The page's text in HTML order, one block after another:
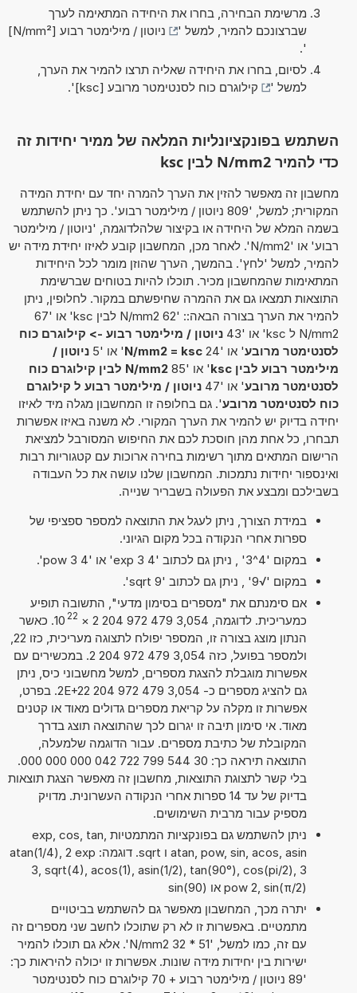
מרשימת הבחירה, בחרו את היחידה המתאימה לערך
שברצונכם להמיר, למשל '
ניוטון / מילימטר רבוע [N/mm²]
'.
לסיום, בחרו את היחידה שאליה תרצו להמיר את הערך,
למשל '
קילוגרם כוח לסנטימטר מרובע [ksc] '.
השתמש בפונקציונליות המלאה של ממיר יחידות זה
כדי להמיר N/mm2 לבין ksc
מחשבון זה מאפשר להזין את הערך להמרה יחד עם יחידת המידה
המקורית; למשל, '809 ניוטון / מילימטר רבוע'. כך ניתן להשתמש
בשמה המלא של היחידה או בקיצור שלהלדוגמה, 'ניוטון / מילימטר
רבוע' או 'N/mm2'. לאחר מכן, המחשבון קובע לאיזו יחידת מידה יש
להמיר, למשל 'לחץ'. בהמשך, הערך שהוזן מומר לכל היחידות
המתאימות שהמחשבון מכיר. תוכלו להיות בטוחים שברשימת
התוצאות תמצאו גם את ההמרה שחיפשתם במקור. לחלופין, ניתן
להמיר את הערך בצורה הבאה:: '62 N/mm2 לבין ksc' או '67
N/mm2 ל ksc' או '43
ניוטון / מילימטר רבוע -> קילוגרם כוח
לסנטימטר מרובע' או '24 N/mm2 = ksc' או '5
ניוטון /
מילימטר רבוע לבין ksc
' או '85
N/mm2 לבין קילוגרם כוח
לסנטימטר מרובע' או '47
ניוטון / מילימטר רבוע ל קילוגרם
כוח לסנטימטר מרובע'. גם בחלופה זו המחשבון מגלה מיד לאיזו
יחידה בדיוק יש להמיר את הערך המקורי. לא משנה באיזו אפשרות
תבחרו, כל אחת מהן חוסכת לכם את החיפוש המסורבל למציאת
הרישום המתאים מתוך רשימות בחירה ארוכות עם קטגוריות רבות
ואינספור יחידות נתמכות. המחשבון שלנו עושה את כל העבודה
בשבילכם ומבצע את הפעולה בשבריר שנייה.
במידת הצורך, ניתן לעגל את התוצאה למספר ספציפי של
ספרות אחרי הנקודה בכל מקום הגיוני.
במקום '4^3' , ניתן גם לכתוב '4 exp 3' או '4 pow 3'.
במקום '√9' , ניתן גם לכתוב 'sqrt 9'.
אם סימנתם את "מספרים בסימון מדעי", התשובה תופיע
כמעריכית. לדוגמה, 3,054 479 972 204 2
×
10 22
. כאשר
ולמספר בפועל, כזה 3,054 479 972 204 2. במכשירים עם
אפשרות מוגבלת להצגת מספרים, למשל מחשבוני כיס, ניתן
גם להציג מספרים כ- 3,054 479 972 204 2E+22. בפרט,
אפשרות זו מקלה על קריאת מספרים גדולים מאוד או קטנים
מאוד. אי סימון תיבה זו יגרום לכך שהתוצאה תוצג בדרך
המקובלת של כתיבת מספרים. עבור הדוגמה שלמעלה,
התוצאה תיראה כך: 30 544 799 722 042 000 000 000.
בלי קשר לתצוגת התוצאות, מחשבון זה מאפשר הצגת תוצאות
בדיוק של עד 14 ספרות אחרי הנקודה העשרונית. מדויק
מספיק עבור מרבית השימושים.
ניתן להשתמש גם בפונקציות המתמטיות exp, cos, tan,
atan, pow, sin, acos, asin ו sqrt. דוגמה: atan(1/4), 2 exp
3, sqrt(4), acos(1), asin(1/2), tan(90°), cos(pi/2), 3
pow 2, sin(π/2) או sin(90)
יתרה מכך, המחשבון מאפשר גם להשתמש בביטויים
מתמטיים. באפשרות זו לא רק שתוכלו לחשב שני מספרים זה
עם זה, כמו למשל, '51 * 32 N/mm2'. אלא גם תוכלו להמיר
ישירות בין יחידות מידה שונות. אפשרות זו יכולה להיראות כך:
'89 ניוטון / מילימטר רבוע + 70 קילוגרם כוח לסנטימטר